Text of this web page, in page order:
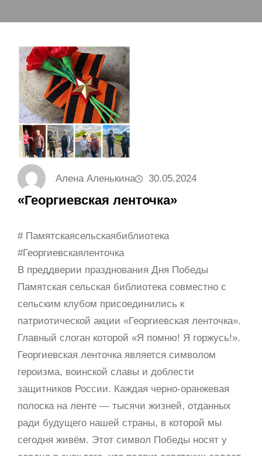
Алена Аленькина 30.05.2024
«Георгиевская ленточка»
# Памятскаясельскаябиблиотека
#Георгиевскаяленточка
В преддверии празднования Дня Победы
Памятская сельская библиотека совместно с
сельским клубом присоединились к
патриотической акции «Георгиевская ленточка».
Главный слоган которой «Я помню! Я горжусь!».
Георгиевская ленточка является символом
героизма, воинской славы и доблести
защитников России. Каждая черно-оранжевая
полоска на ленте — тысячи жизней, отданных
ради будущего нашей страны, в которой мы
сегодня живём. Этот символ Победы носят у